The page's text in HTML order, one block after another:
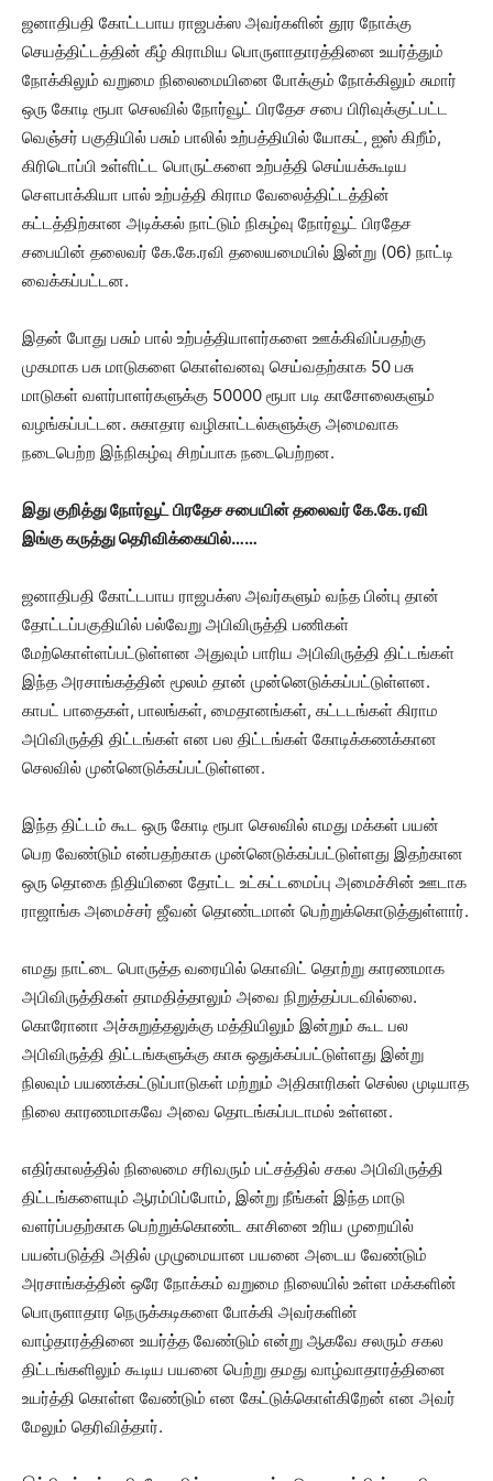
ஜனாதிபதி கோட்டபாய ராஜபக்ஸ அவர்களின் தூர நோக்கு
செயத்திட்டத்தின் கீழ் கிராமிய பொருளாதாரத்தினை உயர்த்தும்
நோக்கிலும் வறுமை நிலைமையினை போக்கும் நோக்கிலும் சுமார்
ஒரு கோடி ரூபா செலவில் நோர்வூட் பிரதேச சபை பிரிவுக்குட்பட்ட
வெஞ்சர் பகுதியில் பசும் பாலில் உற்பத்தியில் யோகட், ஐஸ் கிறீம்,
கிரிடொப்பி உள்ளிட்ட பொருட்களை உற்பத்தி செய்யக்கூடிய
சௌபாக்கியா பால் உற்பத்தி கிராம வேலைத்திட்டத்தின்
கட்டத்திற்கான அடிக்கல் நாட்டும் நிகழ்வு நோர்வூட் பிரதேச
சபையின் தலைவர் கே.கே.ரவி தலையமையில் இன்று (06) நாட்டி
வைக்கப்பட்டன.
இதன் போது பசும் பால் உற்பத்தியாளர்களை ஊக்கிவிப்பதற்கு
முகமாக பசு மாடுகளை கொள்வனவு செய்வதற்காக 50 பசு
மாடுகள் வளர்பாளர்களுக்கு 50000 ரூபா படி காசோலைகளும்
வழங்கப்பட்டன. சுகாதார வழிகாட்டல்களுக்கு அமைவாக
நடைபெற்ற இந்நிகழ்வு சிறப்பாக நடைபெற்றன.
இது குறித்து நோர்வூட் பிரதேச சபையின் தலைவர் கே.கே. ரவி
இங்கு கருத்து தெரிவிக்கையில்……
ஜனாதிபதி கோட்டபாய ராஜபக்ஸ அவர்களும் வந்த பின்பு தான்
தோட்டப்பகுதியில் பல்வேறு அபிவிருத்தி பணிகள்
மேற்கொள்ளப்பட்டுள்ளன அதுவும் பாரிய அபிவிருத்தி திட்டங்கள்
இந்த அரசாங்கத்தின் மூலம் தான் முன்னெடுக்கப்பட்டுள்ளன.
காபட் பாதைகள், பாலங்கள், மைதானங்கள், கட்டடங்கள் கிராம
அபிவிருத்தி திட்டங்கள் என பல திட்டங்கள் கோடிக்கணக்கான
செலவில் முன்னெடுக்கப்பட்டுள்ளன.
இந்த திட்டம் கூட ஒரு கோடி ரூபா செலவில் எமது மக்கள் பயன்
பெற வேண்டும் என்பதற்காக முன்னெடுக்கப்பட்டுள்ளது இதற்கான
ஒரு தொகை நிதியினை தோட்ட உட்கட்டமைப்பு அமைச்சின் ஊடாக
ராஜாங்க அமைச்சர் ஜீவன் தொண்டமான் பெற்றுக்கொடுத்துள்ளார்.
எமது நாட்டை பொருத்த வரையில் கொவிட் தொற்று காரணமாக
அபிவிருத்திகள் தாமதித்தாலும் அவை நிறுத்தப்படவில்லை.
கொரோனா அச்சுறுத்தலுக்கு மத்தியிலும் இன்றும் கூட பல
அபிவிருத்தி திட்டங்களுக்கு காசு ஒதுக்கப்பட்டுள்ளது இன்று
நிலவும் பயணக்கட்டுப்பாடுகள் மற்றும் அதிகாரிகள் செல்ல முடியாத
நிலை காரணமாகவே அவை தொடங்கப்படாமல் உள்ளன.
எதிர்காலத்தில் நிலைமை சரிவரும் பட்சத்தில் சகல அபிவிருத்தி
திட்டங்களையும் ஆரம்பிப்போம், இன்று நீங்கள் இந்த மாடு
வளர்ப்பதற்காக பெற்றுக்கொண்ட காசினை உரிய முறையில்
பயன்படுத்தி அதில் முழுமையான பயனை அடைய வேண்டும்
அரசாங்கத்தின் ஒரே நோக்கம் வறுமை நிலையில் உள்ள மக்களின்
பொருளாதார நெருக்கடிகளை போக்கி அவர்களின்
வாழ்தாரத்தினை உயர்த்த வேண்டும் என்று ஆகவே சலரும் சகல
திட்டங்களிலும் கூடிய பயனை பெற்று தமது வாழ்வாதாரத்தினை
உயர்த்தி கொள்ள வேண்டும் என கேட்டுக்கொள்கிறேன் என அவர்
மேலும் தெரிவித்தார்.